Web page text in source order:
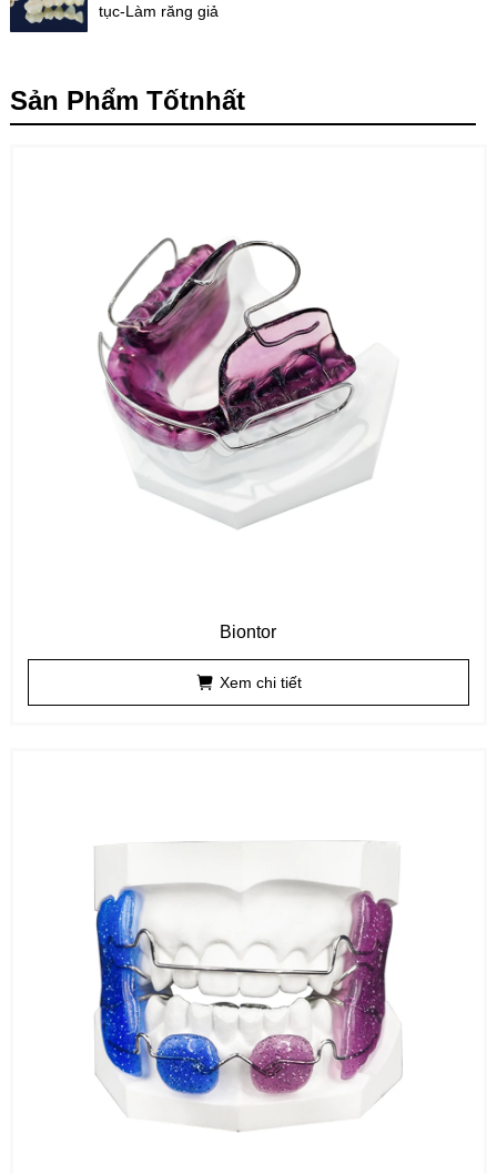
tục-Làm răng giả
Sản Phẩm Tốtnhất
Biontor
Xem chi tiết